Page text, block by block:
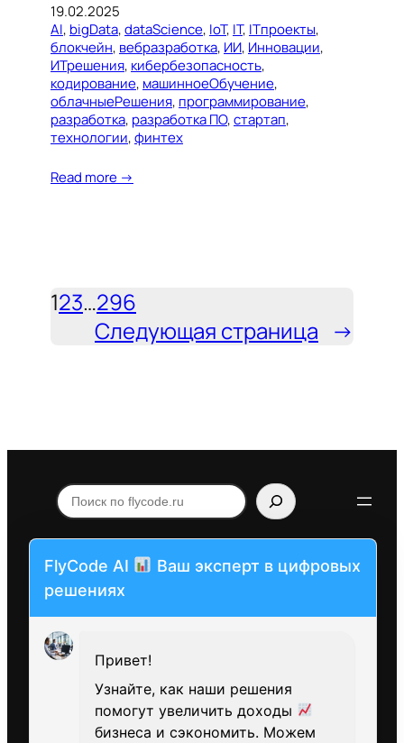
19.02.2025
AI, bigData, dataScience, IoT, IT, ITпроекты
блокчейн, вебразработка, ИИ, Инновации
ИТрешения, кибербезопасность
кодирование, машинноеОбучение
облачныеРешения, программирование
разработка, разработка ПО, стартап
технологии, финтех
Read more →
123…296
Следующая страница →
Поиск
по
FlyCode AI
Ваш эксперт в цифровых
решениях
Привет!
Узнайте, как наши решения
помогут увеличить доходы
бизнеса и сэкономить. Можем